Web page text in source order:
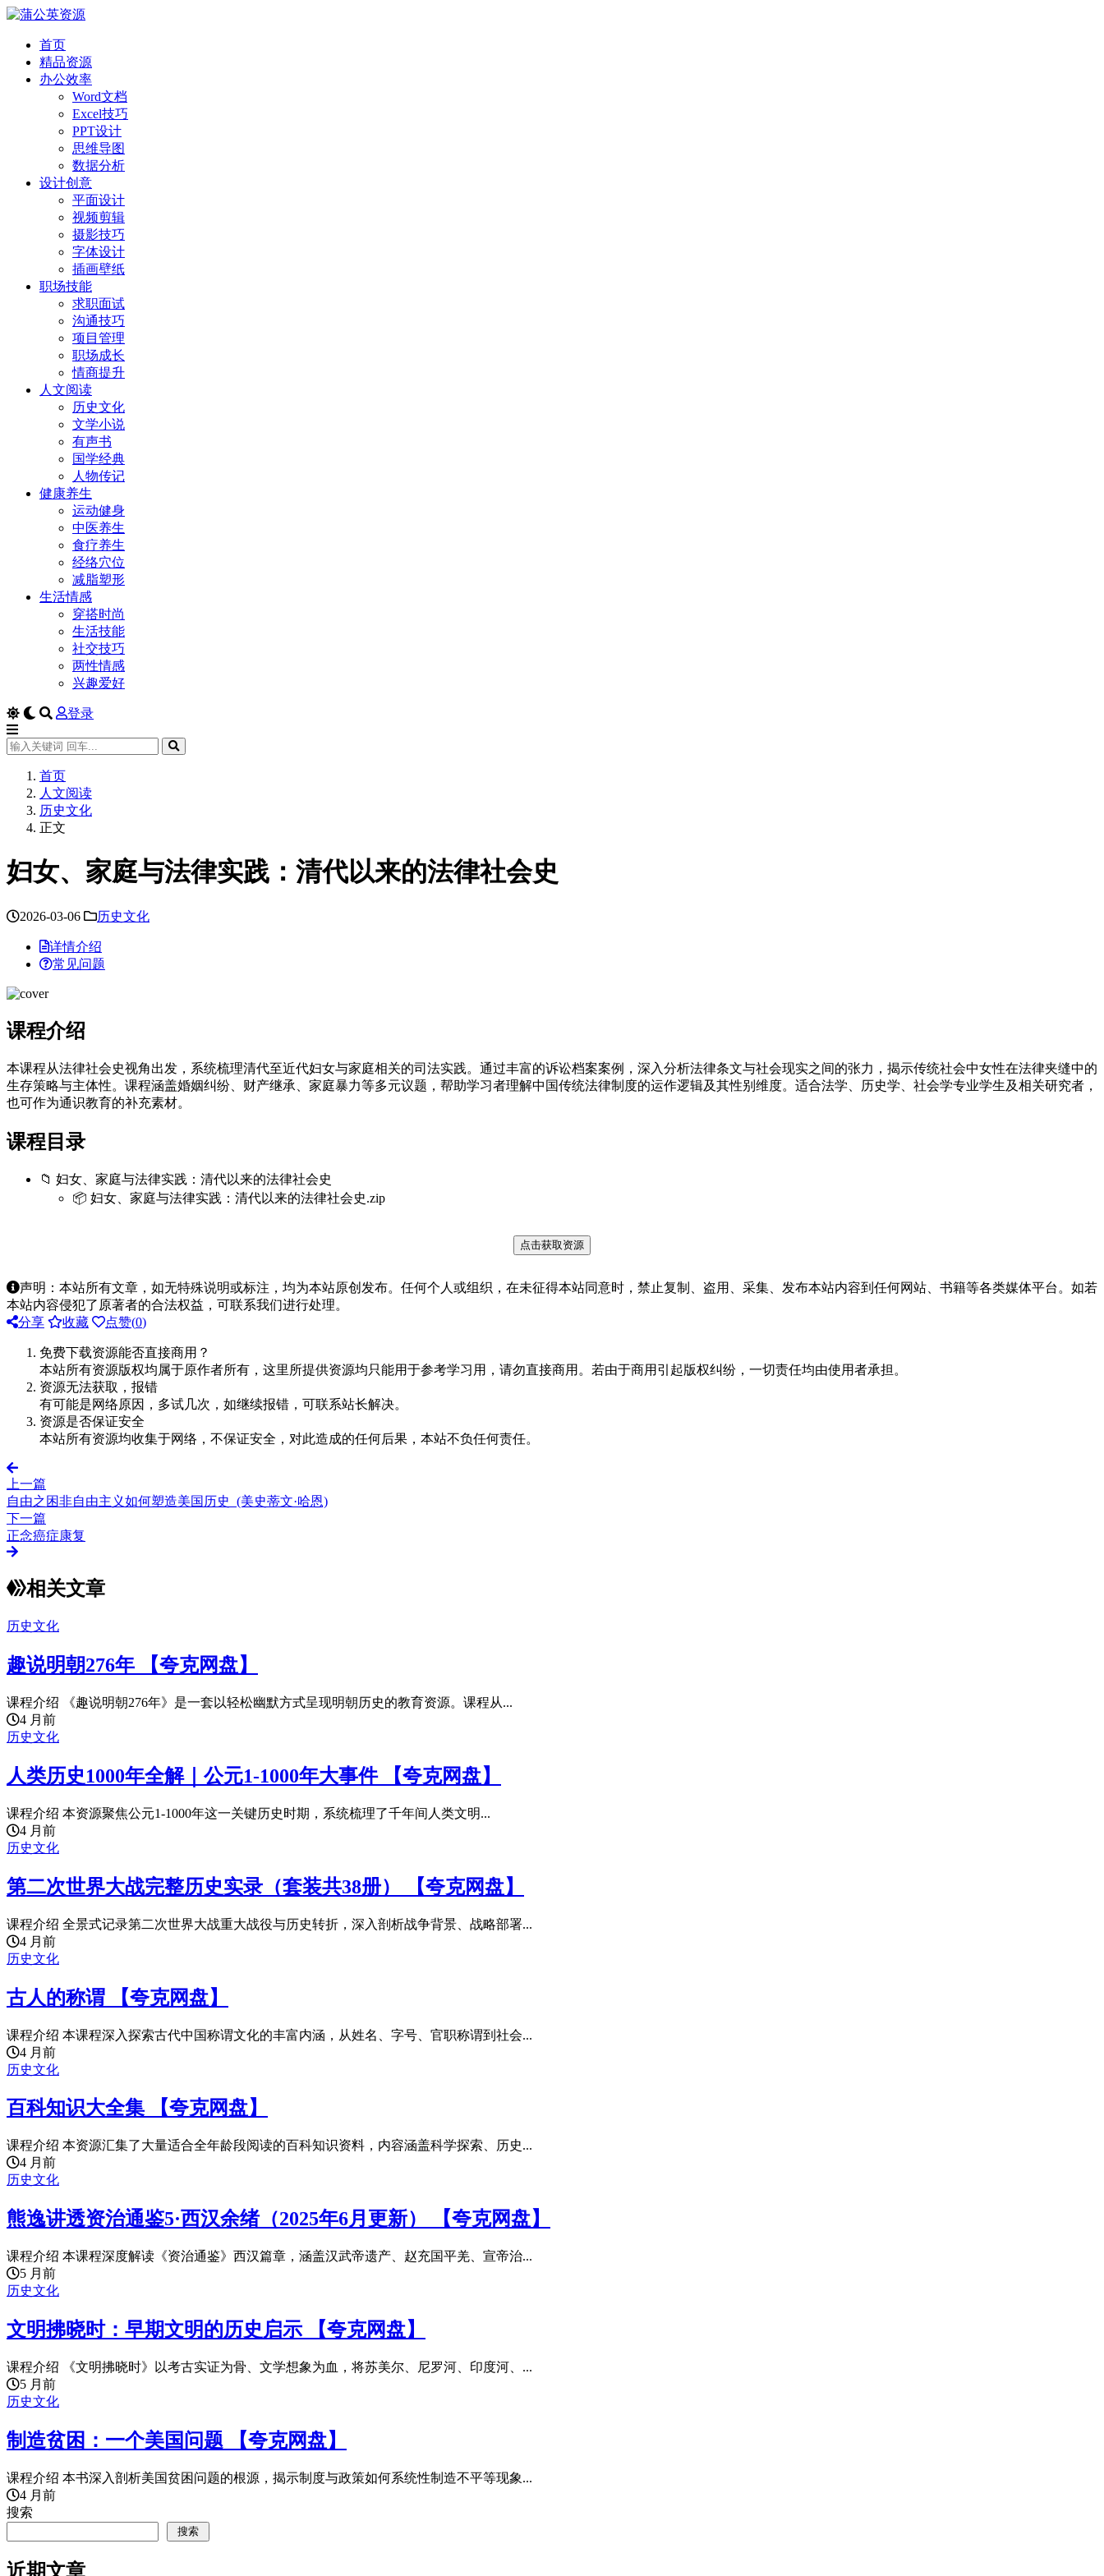
首页
精品资源
办公效率
Word文档
Excel技巧
PPT设计
思维导图
数据分析
设计创意
平面设计
视频剪辑
摄影技巧
字体设计
插画壁纸
职场技能
求职面试
沟通技巧
项目管理
职场成长
情商提升
人文阅读
历史文化
文学小说
有声书
国学经典
人物传记
健康养生
运动健身
中医养生
食疗养生
经络穴位
减脂塑形
生活情感
穿搭时尚
生活技能
社交技巧
两性情感
兴趣爱好
登录
首页
人文阅读
历史文化
正文
妇女、家庭与法律实践：清代以来的法律社会史
2026-03-06 历史文化
详情介绍
常见问题
课程介绍
本课程从法律社会史视角出发，系统梳理清代至近代妇女与家庭相关的司法实践。通过丰富的诉讼档案案例，深入分析法律条文与社会现实之间的张力，揭示传统社会中女性在法律夹缝中的
生存策略与主体性。课程涵盖婚姻纠纷、财产继承、家庭暴力等多元议题，帮助学习者理解中国传统法律制度的运作逻辑及其性别维度。适合法学、历史学、社会学专业学生及相关研究者，
也可作为通识教育的补充素材。
课程目录
📁 妇女、家庭与法律实践：清代以来的法律社会史
📦 妇女、家庭与法律实践：清代以来的法律社会史.zip
点击获取资源
声明：本站所有文章，如无特殊说明或标注，均为本站原创发布。任何个人或组织，在未征得本站同意时，禁止复制、盗用、采集、发布本站内容到任何网站、书籍等各类媒体平台。如若
本站内容侵犯了原著者的合法权益，可联系我们进行处理。
分享
收藏 点赞(0)
免费下载资源能否直接商用？
本站所有资源版权均属于原作者所有，这里所提供资源均只能用于参考学习用，请勿直接商用。若由于商用引起版权纠纷，一切责任均由使用者承担。
资源无法获取，报错
有可能是网络原因，多试几次，如继续报错，可联系站长解决。
资源是否保证安全
本站所有资源均收集于网络，不保证安全，对此造成的任何后果，本站不负任何责任。
上一篇
自由之困非自由主义如何塑造美国历史_(美史蒂文·哈恩)
下一篇
正念癌症康复
相关文章
历史文化
趣说明朝276年 【夸克网盘】
课程介绍 《趣说明朝276年》是一套以轻松幽默方式呈现明朝历史的教育资源。课程从...
4 月前
历史文化
人类历史1000年全解｜公元1-1000年大事件 【夸克网盘】
课程介绍 本资源聚焦公元1-1000年这一关键历史时期，系统梳理了千年间人类文明...
4 月前
历史文化
第二次世界大战完整历史实录（套装共38册） 【夸克网盘】
课程介绍 全景式记录第二次世界大战重大战役与历史转折，深入剖析战争背景、战略部署...
4 月前
历史文化
古人的称谓 【夸克网盘】
课程介绍 本课程深入探索古代中国称谓文化的丰富内涵，从姓名、字号、官职称谓到社会...
4 月前
历史文化
百科知识大全集 【夸克网盘】
课程介绍 本资源汇集了大量适合全年龄段阅读的百科知识资料，内容涵盖科学探索、历史...
4 月前
历史文化
熊逸讲透资治通鉴5·西汉余绪（2025年6月更新） 【夸克网盘】
课程介绍 本课程深度解读《资治通鉴》西汉篇章，涵盖汉武帝遗产、赵充国平羌、宣帝治...
5 月前
历史文化
文明拂晓时：早期文明的历史启示 【夸克网盘】
课程介绍 《文明拂晓时》以考古实证为骨、文学想象为血，将苏美尔、尼罗河、印度河、...
5 月前
历史文化
制造贫困：一个美国问题 【夸克网盘】
课程介绍 本书深入剖析美国贫困问题的根源，揭示制度与政策如何系统性制造不平等现象...
4 月前
搜索
搜索
近期文章